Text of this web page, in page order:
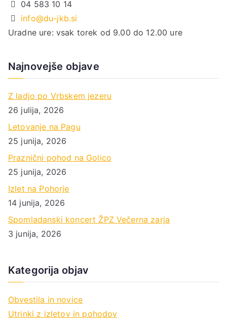
04 583 10 14
info@du-jkb.si
Uradne ure: vsak torek od 9.00 do 12.00 ure
Najnovejše objave
Z ladjo po Vrbskem jezeru
26 julija, 2026
Letovanje na Pagu
25 junija, 2026
Praznični pohod na Golico
25 junija, 2026
Izlet na Pohorje
14 junija, 2026
Spomladanski koncert ŽPZ Večerna zarja
3 junija, 2026
Kategorija objav
Obvestila in novice
Utrinki z izletov in pohodov